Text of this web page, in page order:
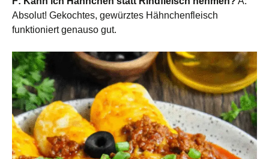
Absolut! Gekochtes, gewürztes Hähnchenfleisch
funktioniert genauso gut.